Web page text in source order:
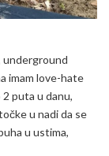
underground
imam love-hate
puta u danu,
u nadi da se
u ustima,